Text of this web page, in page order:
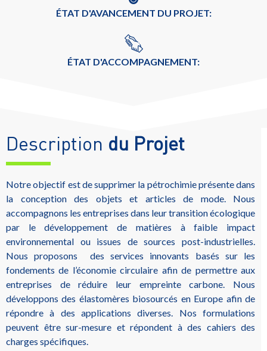
ÉTAT D'AVANCEMENT DU PROJET:
ÉTAT D'ACCOMPAGNEMENT:
Description du Projet
Notre objectif est de supprimer la pétrochimie présente dans
la conception des objets et articles de mode. Nous
accompagnons les entreprises dans leur transition écologique
par le développement de matières à faible impact
environnemental ou issues de sources post-industrielles.
Nous proposons des services innovants basés sur les
fondements de l’économie circulaire afin de permettre aux
entreprises de réduire leur empreinte carbone. Nous
développons des élastomères biosourcés en Europe afin de
répondre à des applications diverses. Nos formulations
peuvent être sur-mesure et répondent à des cahiers des
charges spécifiques.